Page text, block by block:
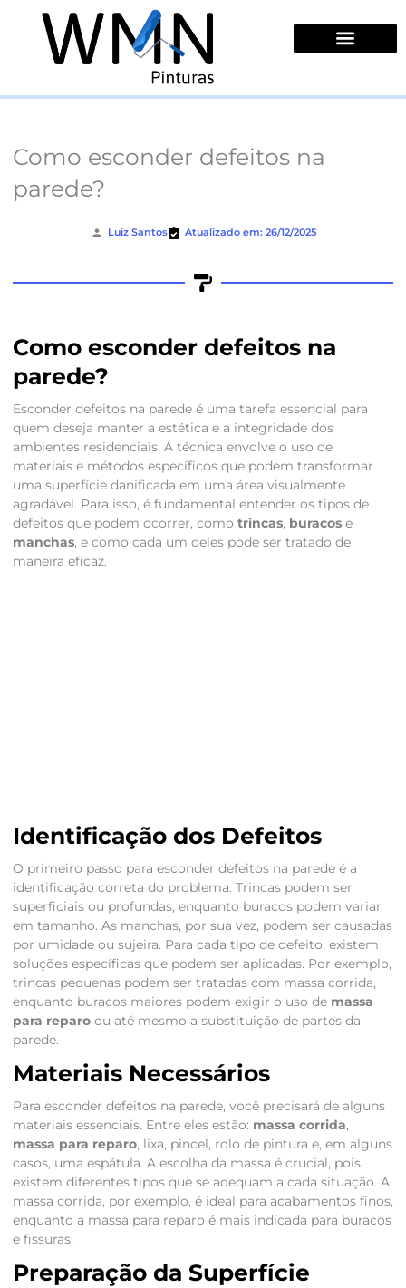
conteúdo
Como esconder defeitos na
parede?
Luiz Santos Atualizado em: 26/12/2025
Como esconder defeitos na
parede?
Esconder defeitos na parede é uma tarefa essencial para
quem deseja manter a estética e a integridade dos
ambientes residenciais. A técnica envolve o uso de
materiais e métodos específicos que podem transformar
uma superfície danificada em uma área visualmente
agradável. Para isso, é fundamental entender os tipos de
defeitos que podem ocorrer, como trincas, buracose
manchas, e como cada um deles pode ser tratado de
maneira eficaz.
Identificação dos Defeitos
O primeiro passo para esconder defeitos na parede é a
identificação correta do problema. Trincas podem ser
superficiais ou profundas, enquanto buracos podem variar
em tamanho. As manchas, por sua vez, podem ser causadas
por umidade ou sujeira. Para cada tipo de defeito, existem
soluções específicas que podem ser aplicadas. Por exemplo,
trincas pequenas podem ser tratadas com massa corrida,
enquanto buracos maiores podem exigir o uso de massa
para reparoou até mesmo a substituição de partes da
parede.
Materiais Necessários
Para esconder defeitos na parede, você precisará de alguns
materiais essenciais. Entre eles estão: massa corrida,
massa para reparo, lixa, pincel, rolo de pintura e, em alguns
casos, uma espátula. A escolha da massa é crucial, pois
existem diferentes tipos que se adequam a cada situação. A
massa corrida, por exemplo, é ideal para acabamentos finos,
enquanto a massa para reparo é mais indicada para buracos
e fissuras.
Preparação da Superfície